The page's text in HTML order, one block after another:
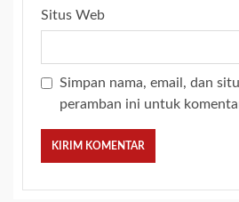
Situs Web
Simpan nama, email, dan
peramban ini untuk